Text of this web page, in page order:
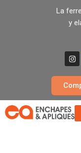
La
y
I
n
t
a
r
a
m